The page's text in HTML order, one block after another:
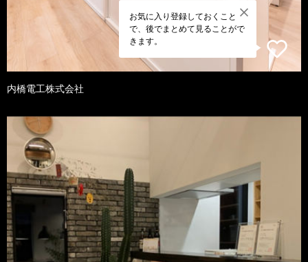
お気に入り登録しておくこと
で、後でまとめて見ることがで
きます。
内橋電工株式会社